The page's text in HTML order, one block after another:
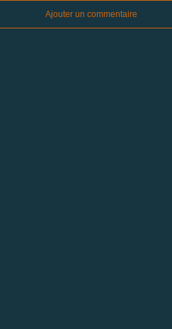
Ajouter un commentaire